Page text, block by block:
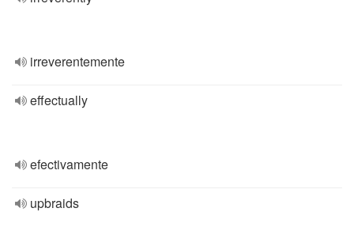
irreverentemente
effectually
efectivamente
upbraids